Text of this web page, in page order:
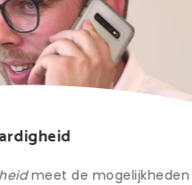
De categorie